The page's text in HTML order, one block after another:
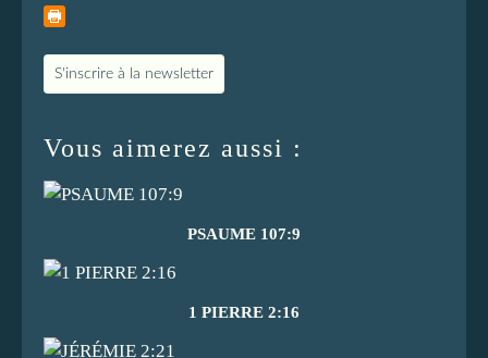
S'inscrire à la newsletter
Vous aimerez aussi :
PSAUME 107:9
1 PIERRE 2:16